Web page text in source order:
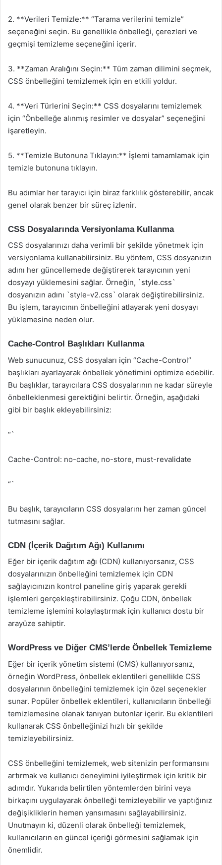
2. **Verileri Temizle:** “Tarama verilerini temizle”
seçeneğini seçin. Bu genellikle önbelleği, çerezleri ve
geçmişi temizleme seçeneğini içerir.
3. **Zaman Aralığını Seçin:** Tüm zaman dilimini seçmek,
CSS önbelleğini temizlemek için en etkili yoldur.
4. **Veri Türlerini Seçin:** CSS dosyalarını temizlemek
için “Önbelleğe alınmış resimler ve dosyalar” seçeneğini
işaretleyin.
5. **Temizle Butonuna Tıklayın:** İşlemi tamamlamak için
temizle butonuna tıklayın.
Bu adımlar her tarayıcı için biraz farklılık gösterebilir, ancak
genel olarak benzer bir süreç izlenir.
CSS Dosyalarında Versiyonlama Kullanma
CSS dosyalarınızı daha verimli bir şekilde yönetmek için
versiyonlama kullanabilirsiniz. Bu yöntem, CSS dosyanızın
adını her güncellemede değiştirerek tarayıcının yeni
dosyayı yüklemesini sağlar. Örneğin, `style.css`
dosyanızın adını `style-v2.css` olarak değiştirebilirsiniz.
Bu işlem, tarayıcının önbelleğini atlayarak yeni dosyayı
yüklemesine neden olur.
Cache-Control Başlıkları Kullanma
Web sunucunuz, CSS dosyaları için “Cache-Control”
başlıkları ayarlayarak önbellek yönetimini optimize edebilir.
Bu başlıklar, tarayıcılara CSS dosyalarının ne kadar süreyle
önbelleklenmesi gerektiğini belirtir. Örneğin, aşağıdaki
gibi bir başlık ekleyebilirsiniz:
“`
Cache-Control: no-cache, no-store, must-revalidate
“`
Bu başlık, tarayıcıların CSS dosyalarını her zaman güncel
tutmasını sağlar.
CDN (İçerik Dağıtım Ağı) Kullanımı
Eğer bir içerik dağıtım ağı (CDN) kullanıyorsanız, CSS
dosyalarınızın önbelleğini temizlemek için CDN
sağlayıcınızın kontrol paneline giriş yaparak gerekli
işlemleri gerçekleştirebilirsiniz. Çoğu CDN, önbellek
temizleme işlemini kolaylaştırmak için kullanıcı dostu bir
arayüze sahiptir.
WordPress ve Diğer CMS’lerde Önbellek Temizleme
Eğer bir içerik yönetim sistemi (CMS) kullanıyorsanız,
örneğin WordPress, önbellek eklentileri genellikle CSS
dosyalarının önbelleğini temizlemek için özel seçenekler
sunar. Popüler önbellek eklentileri, kullanıcıların önbelleği
temizlemesine olanak tanıyan butonlar içerir. Bu eklentileri
kullanarak CSS önbelleğinizi hızlı bir şekilde
temizleyebilirsiniz.
CSS önbelleğini temizlemek, web sitenizin performansını
artırmak ve kullanıcı deneyimini iyileştirmek için kritik bir
adımdır. Yukarıda belirtilen yöntemlerden birini veya
birkaçını uygulayarak önbelleği temizleyebilir ve yaptığınız
değişikliklerin hemen yansımasını sağlayabilirsiniz.
Unutmayın ki, düzenli olarak önbelleği temizlemek,
kullanıcıların en güncel içeriği görmesini sağlamak için
önemlidir.